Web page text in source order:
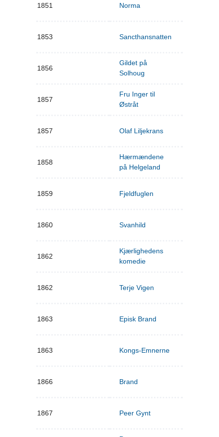
1851 Norma
1853 Sancthansnatten
1856
Gildet på
Solhoug
1857
Fru Inger til
Østråt
1857 Olaf Liljekrans
1858
Hærmændene
på Helgeland
1859 Fjeldfuglen
1860 Svanhild
1862
Kjærlighedens
komedie
1862 Terje Vigen
1863 Episk Brand
1863 Kongs-Emnerne
1866 Brand
1867 Peer Gynt